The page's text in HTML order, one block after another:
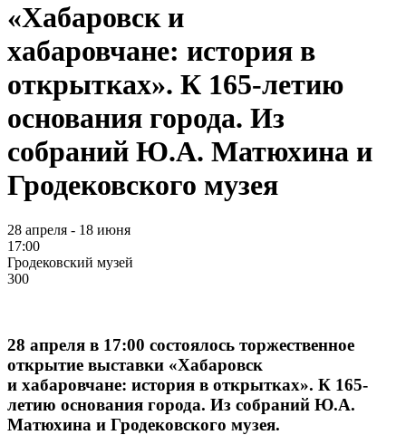
«Хабаровск и
хабаровчане: история в
открытках». К 165-летию
основания города. Из
собраний Ю.А. Матюхина и
Гродековского музея
28 апреля - 18 июня
17:00
Гродековский музей
300
28 апреля в 17:00 состоялось торжественное
открытие выставки «Хабаровск
и хабаровчане: история в открытках». К 165-
летию основания города. Из собраний Ю.А.
Матюхина и Гродековского музея.